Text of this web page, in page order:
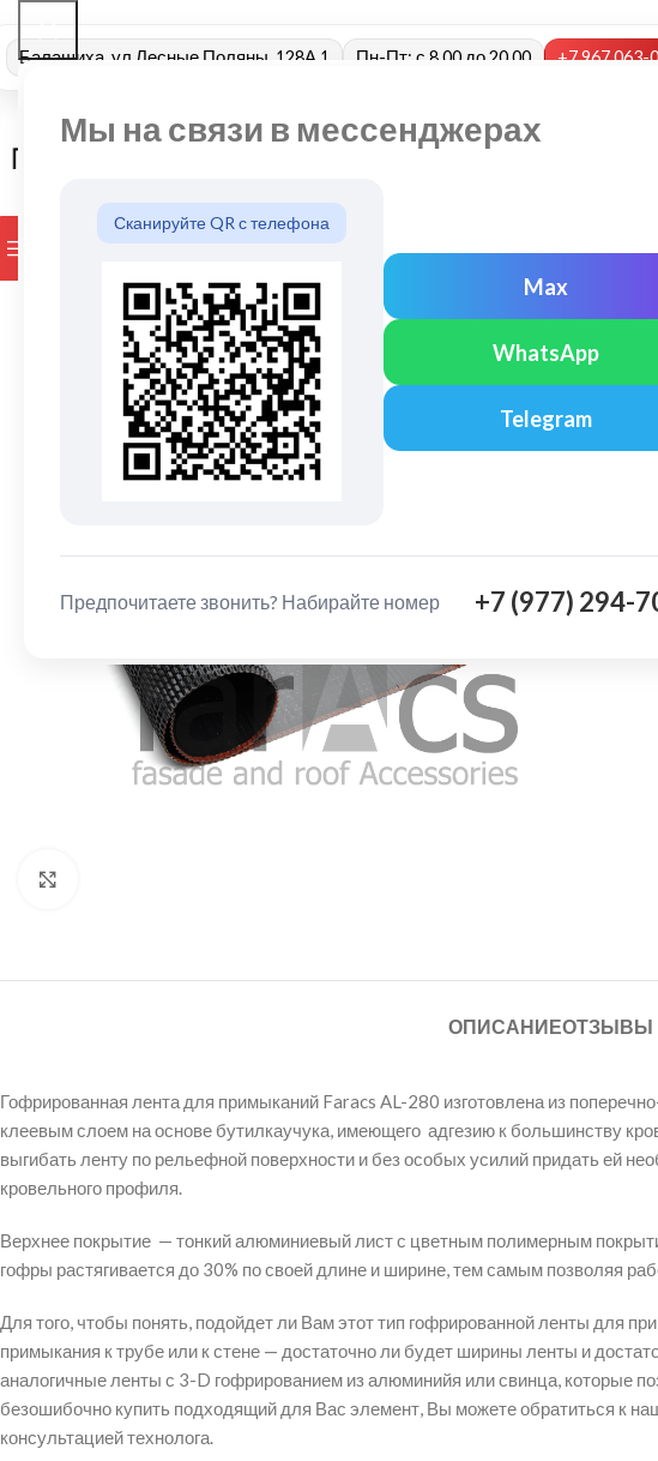
Мы на связи в мессенджерах
Сканируйте QR с телефона
Max
WhatsApp
Telegram
Предпочитаете звонить? Набирайте номер +7 (977) 294-
Балашиха, ул Лесные Поляны, 128А 1 Пн-Пт: с 8.00 до 20.00 +7 967 063-
ПРОСМОТР КАТЕГОРИЙ БРЕНДЫ
ОПИСАНИЕОТЗЫВЫ
Гофрированная лента для примыканий Faracs AL-280 изготовлена из
клеевым слоем на основе бутилкаучука, имеющего адгезию к большинству
выгибать ленту по рельефной поверхности и без особых усилий придать ей
кровельного профиля.
Верхнее покрытие — тонкий алюминиевый лист с цветным полимерным
гофры растягивается до 30% по своей длине и ширине, тем самым позволяя
Для того, чтобы понять, подойдет ли Вам этот тип гофрированной ленты для
примыкания к трубе или к стене — достаточно ли будет ширины ленты и
аналогичные ленты с 3-D гофрированием из алюминийя или свинца, которые
безошибочно купить подходящий для Вас элемент, Вы можете обратиться к
консультацией технолога.